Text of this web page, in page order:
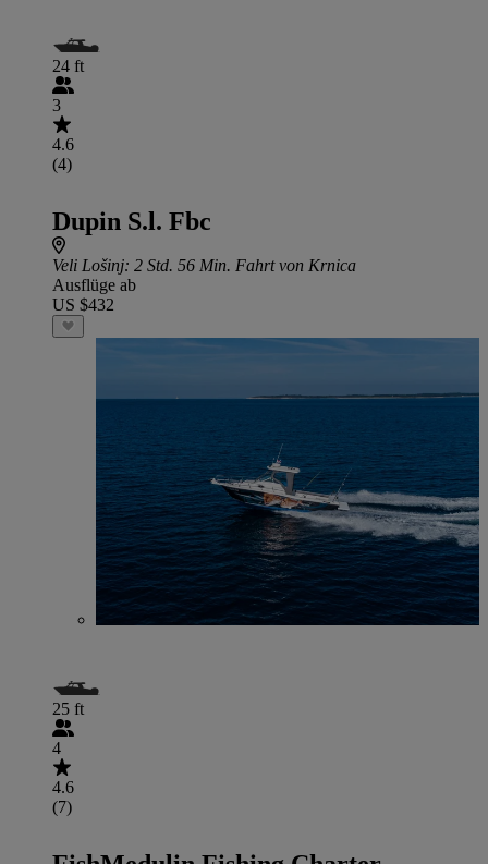
24 ft
3
4.6
(4)
Dupin S.l. Fbc
Veli Lošinj: 2 Std. 56 Min. Fahrt von Krnica
Ausflüge ab
US $432
25 ft
4
4.6
(7)